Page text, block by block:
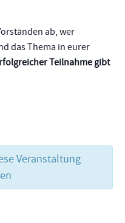
ab, wer
das Thema in eurer
Teilnahme gibt
Veranstaltung